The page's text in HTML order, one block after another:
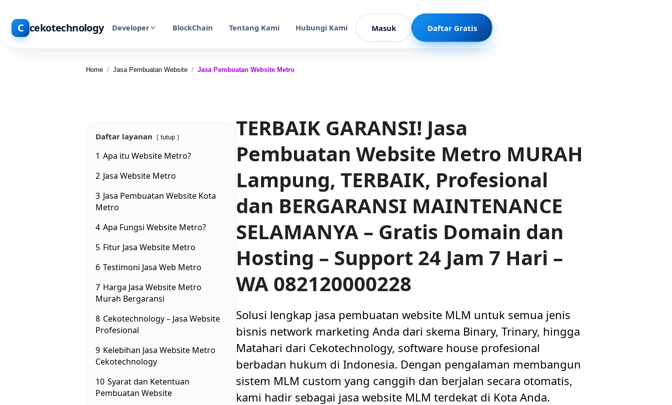
C cekotechnology Developer BlockChain Tentang Kami Hubungi Kami Masuk Daftar Gratis
Home / Jasa Pembuatan Website / Jasa Pembuatan Website Metro
Daftar layanan tutup
1 Apa itu Website Metro?
2 Jasa Website Metro
3 Jasa Pembuatan Website Kota
Metro
4 Apa Fungsi Website Metro?
5 Fitur Jasa Website Metro
6 Testimoni Jasa Web Metro
7 Harga Jasa Website Metro
Murah Bergaransi
8 Cekotechnology – Jasa Website
Profesional
9 Kelebihan Jasa Website Metro
Cekotechnology
10 Syarat dan Ketentuan
Pembuatan Website
TERBAIK GARANSI! Jasa
Pembuatan Website Metro MURAH
Lampung, TERBAIK, Profesional
dan BERGARANSI MAINTENANCE
SELAMANYA – Gratis Domain dan
Hosting – Support 24 Jam 7 Hari –
WA 082120000228
Solusi lengkap jasa pembuatan website MLM untuk semua jenis
bisnis network marketing Anda dari skema Binary, Trinary, hingga
Matahari dari Cekotechnology, software house profesional
berbadan hukum di Indonesia. Dengan pengalaman membangun
sistem MLM custom yang canggih dan berjalan secara otomatis,
kami hadir sebagai jasa website MLM terdekat di Kota Anda.